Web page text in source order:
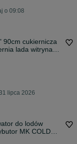
o 09:08
90cm cukiernicza
lada witryna
na ciasta
lipca 2026
do lodów
MK COLD
na lody